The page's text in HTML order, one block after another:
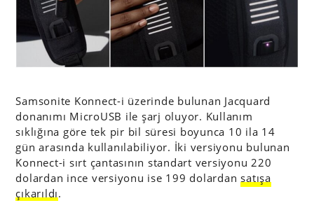
Samsonite Konnect-i üzerinde bulunan Jacquard
donanımı MicroUSB ile şarj oluyor. Kullanım
sıklığına göre tek pir bil süresi boyunca 10 ila 14
gün arasında kullanılabiliyor. İki versiyonu bulunan
Konnect-i sırt çantasının standart versiyonu 220
dolardan ince versiyonu ise 199 dolardan satışa
çıkarıldı.